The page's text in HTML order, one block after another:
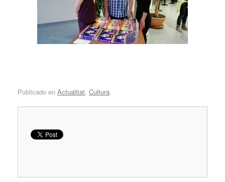
Publicado en Actualitat, Cultura.